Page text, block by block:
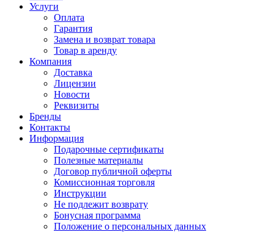
Услуги
Оплата
Гарантия
Замена и возврат товара
Товар в аренду
Компания
Доставка
Лицензии
Новости
Реквизиты
Бренды
Контакты
Информация
Подарочные сертификаты
Полезные материалы
Договор публичной оферты
Комиссионная торговля
Инструкции
Не подлежит возврату
Бонусная программа
Положение о персональных данных